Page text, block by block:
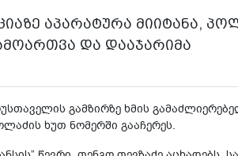
აპარატურა მიიტანა,
და დააჯარიმა
გამზირზე ხმის
ხუთ ნომერში გააჩერეს.